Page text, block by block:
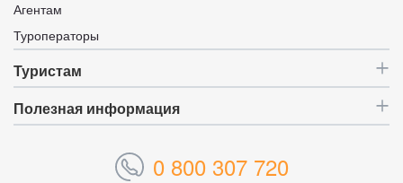
Агентам
Туроператоры
Туристам
Полезная информация
0 800 307 720